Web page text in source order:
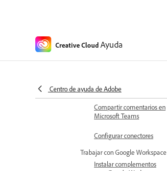
Creative Cloud Ayuda
Centro de ayuda de Adobe
Compartir recursos de
Creative Cloud en
Microsoft Teams
Creative Cloud
Compartir comentarios en
Microsoft Teams
Configurar conectores
Trabajar con Google Workspace
Instalar complementos